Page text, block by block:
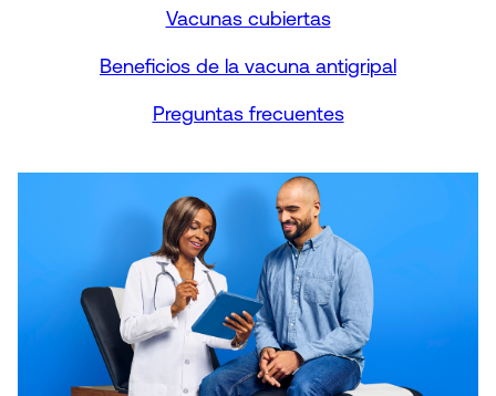
Vacunas cubiertas
Beneficios de la vacuna antigripal
Preguntas frecuentes